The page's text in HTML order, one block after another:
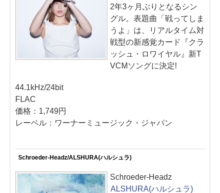
2年3ヶ月ぶりとなるシン
グル。表題曲「戦ってしま
うよ」は、リアルタイム対
戦型の新感覚カード『クラ
ッシュ・ロワイヤル』新T
VCMソングに決定!
44.1kHz/24bit
FLAC
価格：1,749円
レーベル：ワーナーミュージック・ジャパン
Schroeder-Headz/ALSHURA(ハルシュラ)
Schroeder-Headz
ALSHURA(ハルシュラ)